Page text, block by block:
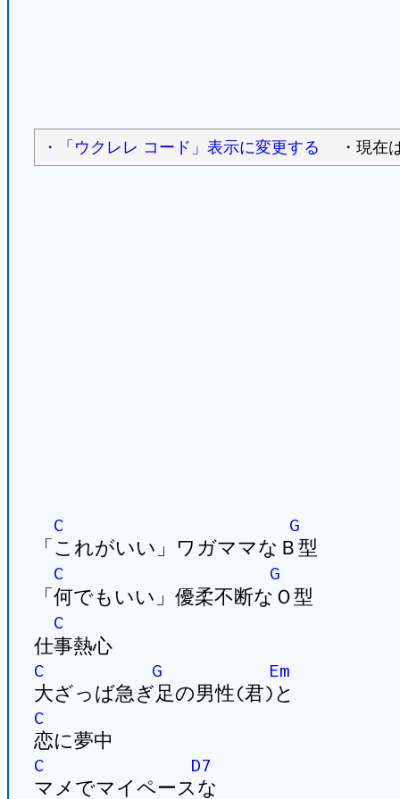
・「ウクレレ コード」表示に変更する ・現在
C
G
「これがいい」ワガママなＢ型
C
G
「何でもいい」優柔不断なＯ型
C
仕事熱心
C
G
Em
大ざっば急ぎ足の男性(君)と
C
恋に夢中
C
D7
マメでマイペースな